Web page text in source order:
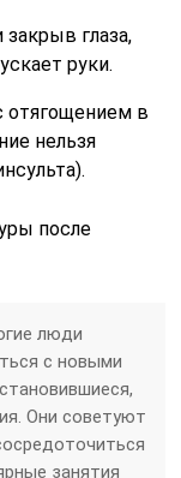
глаза,
руки.
отягощением в
нельзя
после
люди
с новыми
Они советуют
занятия